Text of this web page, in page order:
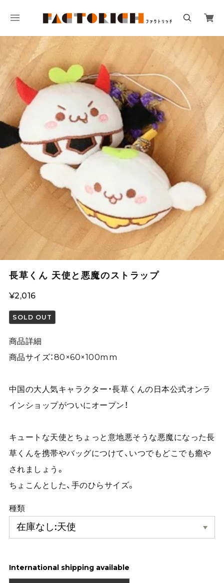
長草くん 天使と悪魔のストラップ
¥2,016
SOLD OUT
商品詳細
商品サイズ：80×60×100mm
中国の大人気キャラクター・長草くんの日本公式オンラ
インショップがついにオープン！
キュートな天使とちょっと意地悪そうな悪魔になった長
草くんを携帯やバッグにつけて、いつでもどこでも癒や
されましょう。
ちょこんとした、手のひらサイズ。
種類
International shipping available